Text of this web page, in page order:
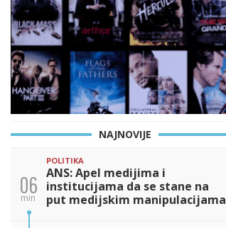
NAJNOVIJE
06
min
POLITIKA
ANS: Apel medijima i
institucijama da se stane na
put medijskim manipulacijama